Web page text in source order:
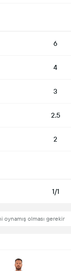
6
4
3
2.5
2
1/1
oynamış olması gerekir